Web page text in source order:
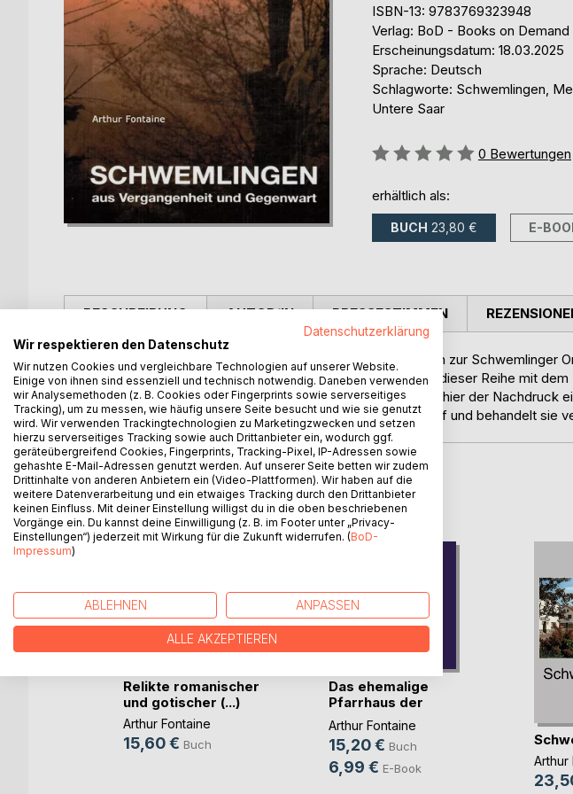
ISBN-13: 9783769323948
Verlag: BoD - Books on Demand
Erscheinungsdatum: 18.03.2025
Sprache: Deutsch
Schlagworte: Schwemlingen,
Untere Saar
Bewertung::
0 Bewertungen
erhältlich als:
BUCH 23,80 € E-
BESCHREIBUNG
Zwischen 1984 und 1994 ist eine ganze Reihe von Büchern zur Schwemlinger
inzwischen alle vergriffen sind. Nachdem das erste Buch dieser Reihe mit
der Erstausgabe wieder im Buchhandel erhältlich ist, folgt hier der Nachdruck
greift 16 interessante Einzelthemen der Ortsgeschichte auf und behandelt sie
AUTOR/IN PRESSESTIMMEN
WEITERE TITEL BEIBoD
Relikte romanischer
und gotischer (...)
Arthur Fontaine
15,60 € Buch
Das ehemalige
Pfarrhaus der
ehemal(...)
Arthur Fontaine
15,20 € Buch
6,99 € E-Book Arthur
Datenschutzerklärung
Wir respektieren den Datenschutz
Wir nutzen Cookies und vergleichbare Technologien auf unserer Website.
Einige von ihnen sind essenziell und technisch notwendig. Daneben verwenden
wir Analysemethoden (z. B. Cookies oder Fingerprints sowie serverseitiges
Tracking), um zu messen, wie häufig unsere Seite besucht und wie sie genutzt
wird. Wir verwenden Trackingtechnologien zu Marketingzwecken und setzen
hierzu serverseitiges Tracking sowie auch Drittanbieter ein, wodurch ggf.
geräteübergreifend Cookies, Fingerprints, Tracking-Pixel, IP-Adressen sowie
gehashte E-Mail-Adressen genutzt werden. Auf unserer Seite betten wir zudem
Drittinhalte von anderen Anbietern ein (Video-Plattformen). Wir haben auf die
weitere Datenverarbeitung und ein etwaiges Tracking durch den Drittanbieter
keinen Einfluss. Mit deiner Einstellung willigst du in die oben beschriebenen
Vorgänge ein. Du kannst deine Einwilligung (z. B. im Footer unter „Privacy-
Einstellungen“) jederzeit mit Wirkung für die Zukunft widerrufen. (BoD-
Impressum)
ABLEHNEN ANPASSEN
ALLE AKZEPTIEREN